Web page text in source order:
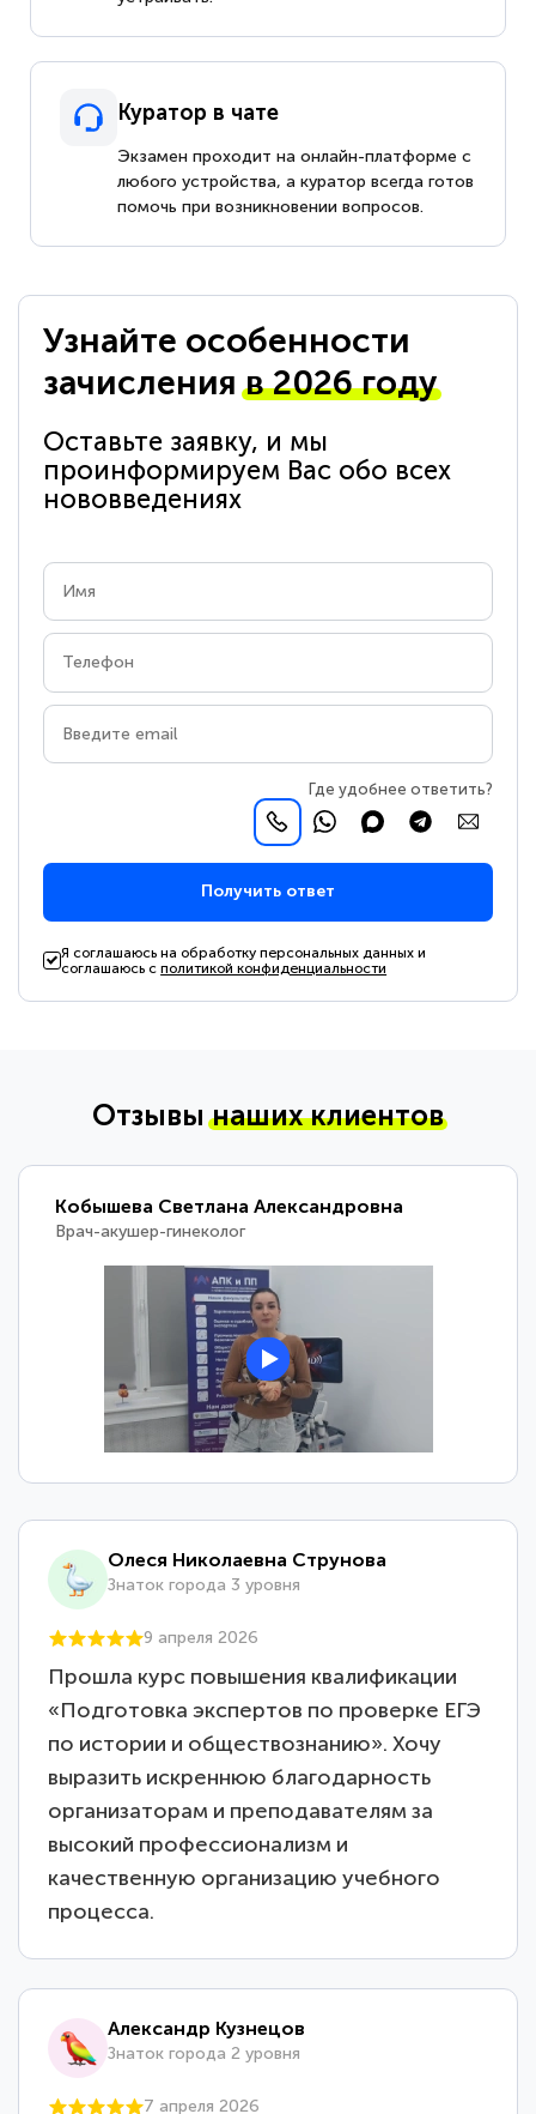
Куратор в чате
Экзамен проходит на онлайн-платформе с
любого устройства, а куратор всегда готов
помочь при возникновении вопросов.
Узнайте особенности
зачисленияв 2026 году
Оставьте заявку, и мы
проинформируем Вас обо всех
нововведениях
Где удобнее ответить?
Получить ответ
Я соглашаюсь на обработку персональных данных и
соглашаюсь сполитикой конфиденциальности
Отзывынаших клиентов
Кобышева Светлана Александровна
Врач-акушер-гинеколог
Олеся Николаевна Струнова
Знаток города 3 уровня
9 апреля 2026
Прошла курс повышения квалификации
«Подготовка экспертов по проверке ЕГЭ
по истории и обществознанию». Хочу
выразить искреннюю благодарность
организаторам и преподавателям за
высокий профессионализм и
качественную организацию учебного
процесса.
Александр Кузнецов
Знаток города 2 уровня
7 апреля 2026